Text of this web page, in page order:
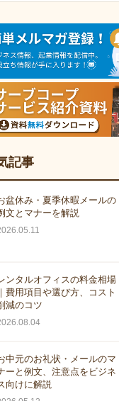
記事
盆休み・夏季休暇メールの
文とマナーを解説
ンタルオフィスの料金相場
｜費用項目や選び方、コスト
減のコツ
中元のお礼状・メールのマ
ーと例文、注意点をビジネ
向けに解説